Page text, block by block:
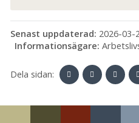
Senast uppdaterad: 2026-03-
Informationsägare:
Dela sidan: